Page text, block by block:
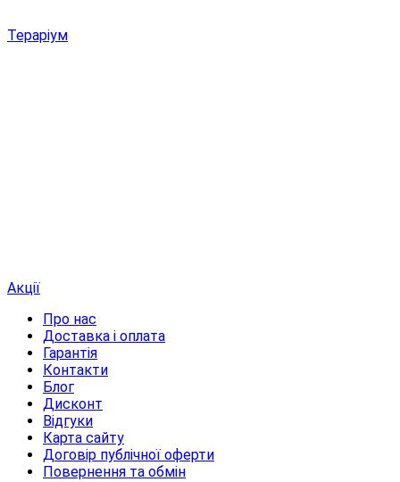
Тераріум
Акції
Про нас
Доставка і оплата
Гарантія
Контакти
Блог
Дисконт
Відгуки
Карта сайту
Договір публічної оферти
Повернення та обмін